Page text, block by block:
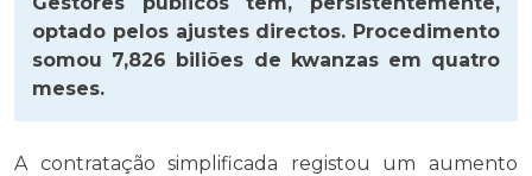
optado pelos ajustes directos. Procedimento
somou 7,826 biliões de kwanzas em quatro
meses.
A contratação simplificada registou um aumento